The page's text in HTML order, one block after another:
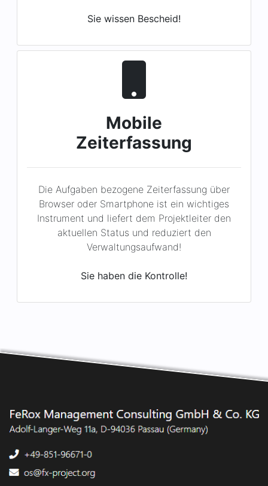
Mobile
Zeiterfassung
Die Aufgaben bezogene Zeiterfassung über
Browser oder Smartphone ist ein wichtiges
Instrument und liefert dem Projektleiter den
aktuellen Status und reduziert den
Verwaltungsaufwand!
Sie haben die Kontrolle!